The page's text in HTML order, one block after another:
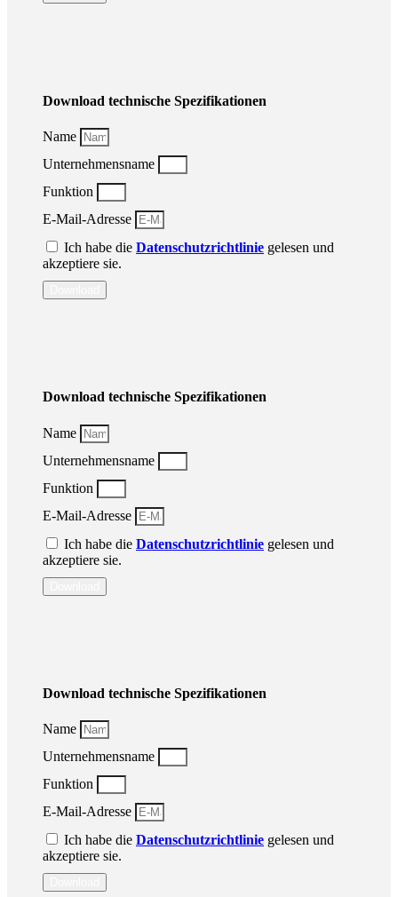
Download technische Spezifikationen
Name
Unternehmensname
Funktion
E-Mail-Adresse
Ich habe die Datenschutzrichtlinie gelesen und
akzeptiere sie.
Download technische Spezifikationen
Name
Unternehmensname
Funktion
E-Mail-Adresse
Ich habe die Datenschutzrichtlinie gelesen und
akzeptiere sie.
Download technische Spezifikationen
Name
Unternehmensname
Funktion
E-Mail-Adresse
Ich habe die Datenschutzrichtlinie gelesen und
akzeptiere sie.